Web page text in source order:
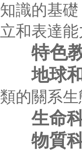
知識的基
立和表達能
特色
地球
類的關系
生命
物質